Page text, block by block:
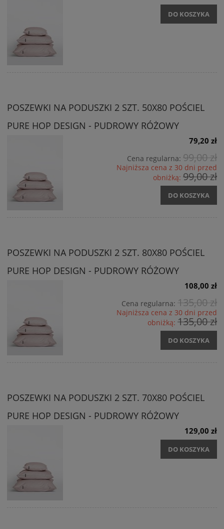
DO KOSZYKA
POSZEWKI NA PODUSZKI 2 SZT. 50X80 POŚCIEL
PURE HOP DESIGN - PUDROWY RÓŻOWY
79,20 zł
Cena regularna: 99,00 zł
Najniższa cena z 30 dni przed
obniżką: 99,00 zł
DO KOSZYKA
POSZEWKI NA PODUSZKI 2 SZT. 80X80 POŚCIEL
PURE HOP DESIGN - PUDROWY RÓŻOWY
108,00 zł
Cena regularna: 135,00 zł
Najniższa cena z 30 dni przed
obniżką: 135,00 zł
DO KOSZYKA
POSZEWKI NA PODUSZKI 2 SZT. 70X80 POŚCIEL
PURE HOP DESIGN - PUDROWY RÓŻOWY
129,00 zł
DO KOSZYKA